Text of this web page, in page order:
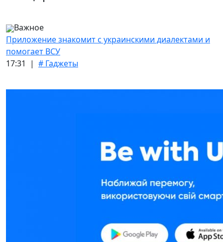
Важное
Приложение знакомит с украинскими диалектами и
помогает ВСУ
17:31 | # Гаджеты